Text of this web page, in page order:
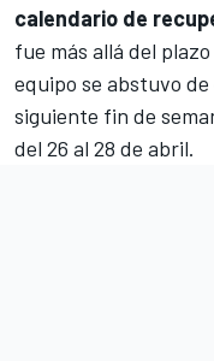
calendario de
fue más allá del
equipo se abstuvo
siguiente fin de
del 26 al 28 de abril.